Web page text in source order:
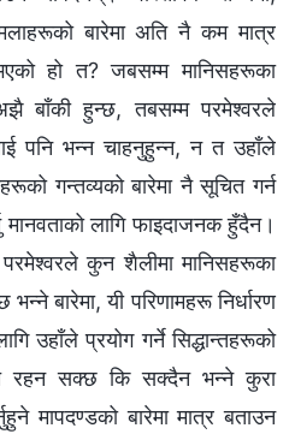
बारेमा अति नै कम मात्र
हो त? जबसम्म मानिसहरूका
बाँकी हुन्छ, तबसम्म परमेश्‍वरले
पनि भन्न चाहनुहुन्न, न त उहाँले
गन्तव्यको बारेमा नै सूचित गर्न
लागि फाइदाजनक हुँदैन।
कुन शैलीमा मानिसहरूका
भन्ने बारेमा, यी परिणामहरू निर्धारण
उहाँले प्रयोग गर्ने सिद्धान्तहरूको
रहन सक्छ कि सक्दैन भन्ने कुरा
मापदण्डको बारेमा मात्र बताउन